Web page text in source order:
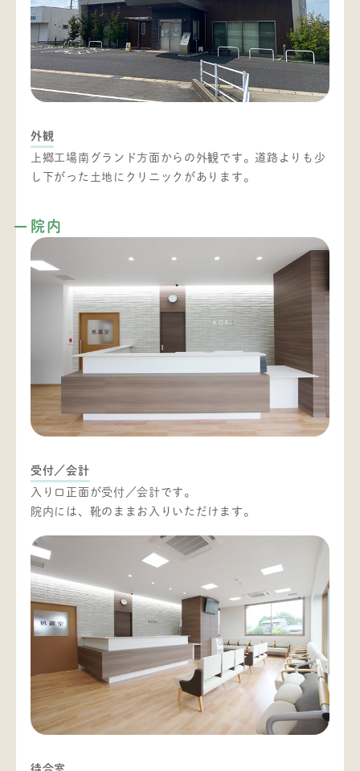
外観
上郷工場南グランド方面からの外観です。道路よりも少
し下がった土地にクリニックがあります。
院内
受付／会計
入り口正面が受付／会計です。
院内には、靴のままお入りいただけます。
待合室